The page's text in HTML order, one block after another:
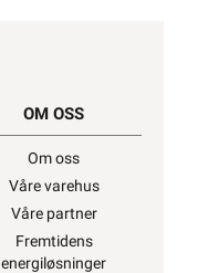
OM OSS
Om oss
Våre varehus
Våre partner
Fremtidens
energiløsninger